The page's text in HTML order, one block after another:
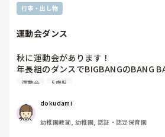
行事・出し物
運動会ダンス
秋に運動会があります！
年長組のダンスでBIGBANGのBANG
踊ります！
運動会 5歳児
dokudami
幼稚園教諭, 幼稚園, 認証・認定保育園